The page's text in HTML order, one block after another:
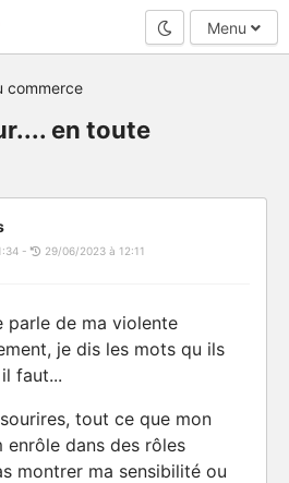
Mode nuit
Menu
commerce
en toute
- 29/06/2023 à 12:11
parle de ma violente
je dis les mots qu ils
faut...
tout ce que mon
dans des rôles
montrer ma sensibilité ou